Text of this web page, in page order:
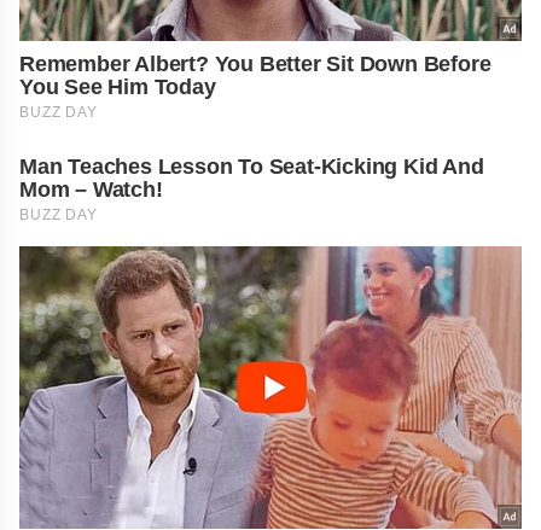
Remember Albert? You Better Sit Down Before
You See Him Today
BUZZ DAY
Man Teaches Lesson To Seat-Kicking Kid And
Mom – Watch!
BUZZ DAY